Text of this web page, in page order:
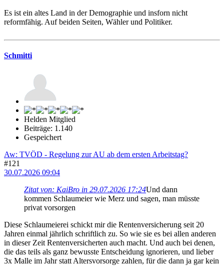
Es ist ein altes Land in der Demographie und insforn nicht
reformfähig. Auf beiden Seiten, Wähler und Politiker.
Schmitti
Helden Mitglied
Beiträge: 1.140
Gespeichert
Aw: TVÖD - Regelung zur AU ab dem ersten Arbeitstag?
#121
30.07.2026 09:04
Zitat von: KaiBro in 29.07.2026 17:24Und dann
kommen Schlaumeier wie Merz und sagen, man müsste
privat vorsorgen
Diese Schlaumeierei schickt mir die Rentenversicherung seit 20
Jahren einmal jährlich schriftlich zu. So wie sie es bei allen anderen
in dieser Zeit Rentenversicherten auch macht. Und auch bei denen,
die das teils als ganz bewusste Entscheidung ignorieren, und lieber
3x Malle im Jahr statt Altersvorsorge zahlen, für die dann ja gar kein